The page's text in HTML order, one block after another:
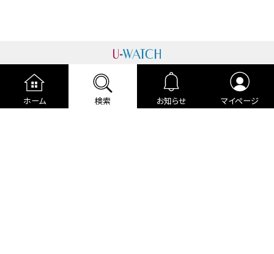
ホーム 検索 お知らせ マイページ
運営者情報 プライバシーポリシー
cookieポリシー
利用規約
ご利用ガイド 編集部より
広告掲載について